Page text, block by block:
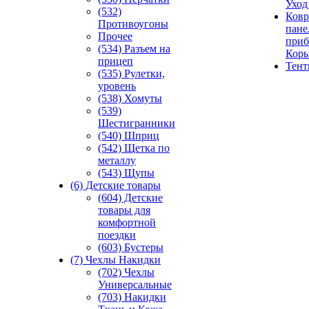
(532)
Противоугоны
Прочее
(534) Разъем на
прицеп
(535) Рулетки,
уровень
(538) Хомуты
(539)
Шестигранники
(540) Шприц
(542) Щетка по
металлу
(543) Щупы
(6) Детские товары
(604) Детские
товары для
комфортной
поездки
(603) Бустеры
(7) Чехлы Накидки
(702) Чехлы
Универсальные
(703) Накидки
Уход